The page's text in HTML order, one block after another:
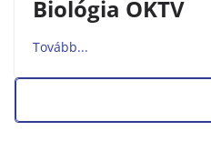
Biológia OKTV